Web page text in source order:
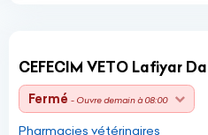
CEFECIM VETO Lafiyar
Fermé - Ouvre demain à 08:00
Pharmacies vétérinaires